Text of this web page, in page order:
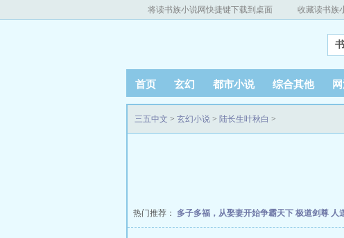
将读书族小说网快捷键下载到桌面 收藏读书族
首页 玄幻 都市小说 综合其他
三五中文 > 玄幻小说 > 陆长生叶秋白 >
热门推荐： 多子多福，从娶妻开始争霸天下 极道剑尊 人